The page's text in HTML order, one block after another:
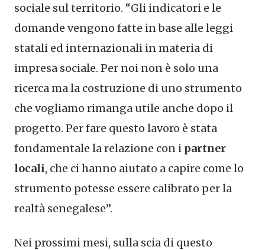
sociale sul territorio. “Gli indicatori e le
domande vengono fatte in base alle leggi
statali ed internazionali in materia di
impresa sociale. Per noi non è solo una
ricerca ma la costruzione di uno strumento
che vogliamo rimanga utile anche dopo il
progetto. Per fare questo lavoro è stata
fondamentale la relazione con i partner
locali, che ci hanno aiutato a capire come lo
strumento potesse essere calibrato per la
realtà senegalese”.
Nei prossimi mesi, sulla scia di questo